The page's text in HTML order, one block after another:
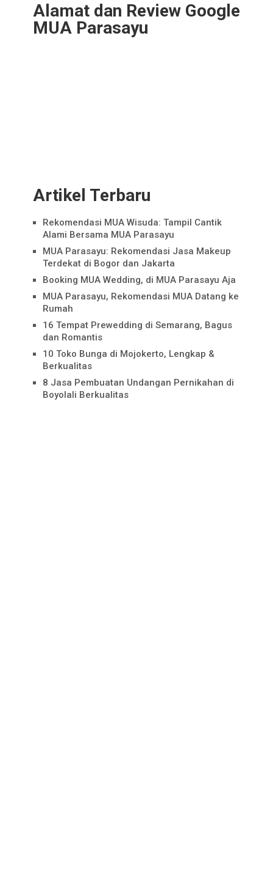
Alamat dan Review Google
MUA Parasayu
Artikel Terbaru
Rekomendasi MUA Wisuda: Tampil Cantik
Alami Bersama MUA Parasayu
MUA Parasayu: Rekomendasi Jasa Makeup
Terdekat di Bogor dan Jakarta
Booking MUA Wedding, di MUA Parasayu Aja
MUA Parasayu, Rekomendasi MUA Datang ke
Rumah
16 Tempat Prewedding di Semarang, Bagus
dan Romantis
10 Toko Bunga di Mojokerto, Lengkap &
Berkualitas
8 Jasa Pembuatan Undangan Pernikahan di
Boyolali Berkualitas